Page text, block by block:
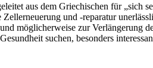
aus dem Griechischen für „sich
und -reparatur
möglicherweise zur Verlängerung
suchen, besonders